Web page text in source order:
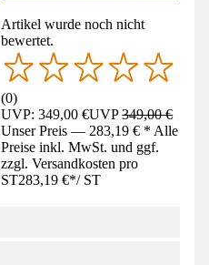
Artikel wurde noch nicht
bewertet.
(0)
UVP: 349,00 €UVP349,00 €
Unser Preis — 283,19 € * Alle
Preise inkl. MwSt. und ggf.
zzgl. Versandkosten pro
ST283,19 €*/ ST